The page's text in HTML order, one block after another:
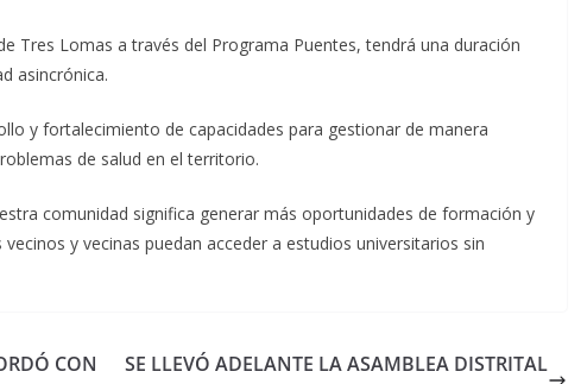
Tres Lomas a través del Programa Puentes, tendrá una duración
asincrónica.
y fortalecimiento de capacidades para gestionar de manera
de salud en el territorio.
comunidad significa generar más oportunidades de formación y
y vecinas puedan acceder a estudios universitarios sin
CON
SE LLEVÓ ADELANTE LA ASAMBLEA DISTRITAL